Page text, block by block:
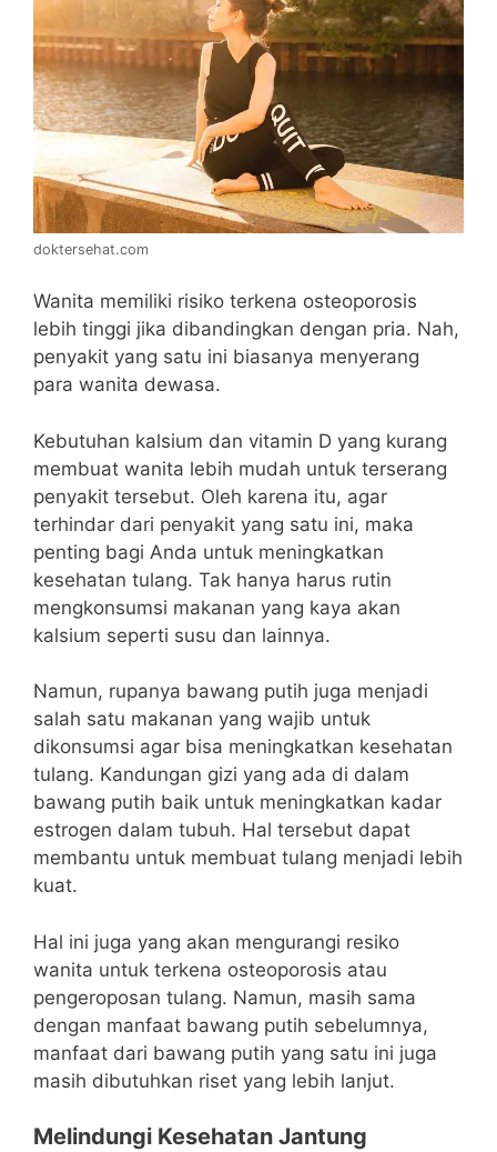
doktersehat.com
Wanita memiliki risiko terkena osteoporosis
lebih tinggi jika dibandingkan dengan pria. Nah,
penyakit yang satu ini biasanya menyerang
para wanita dewasa.
Kebutuhan kalsium dan vitamin D yang kurang
membuat wanita lebih mudah untuk terserang
penyakit tersebut. Oleh karena itu, agar
terhindar dari penyakit yang satu ini, maka
penting bagi Anda untuk meningkatkan
kesehatan tulang. Tak hanya harus rutin
mengkonsumsi makanan yang kaya akan
kalsium seperti susu dan lainnya.
Namun, rupanya bawang putih juga menjadi
salah satu makanan yang wajib untuk
dikonsumsi agar bisa meningkatkan kesehatan
tulang. Kandungan gizi yang ada di dalam
bawang putih baik untuk meningkatkan kadar
estrogen dalam tubuh. Hal tersebut dapat
membantu untuk membuat tulang menjadi lebih
kuat.
Hal ini juga yang akan mengurangi resiko
wanita untuk terkena osteoporosis atau
pengeroposan tulang. Namun, masih sama
dengan manfaat bawang putih sebelumnya,
manfaat dari bawang putih yang satu ini juga
masih dibutuhkan riset yang lebih lanjut.
Melindungi Kesehatan Jantung